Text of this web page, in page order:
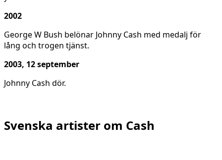
2002
George W Bush belönar Johnny Cash med medalj för
lång och trogen tjänst.
2003, 12 september
Johnny Cash dör.
Svenska artister om Cash